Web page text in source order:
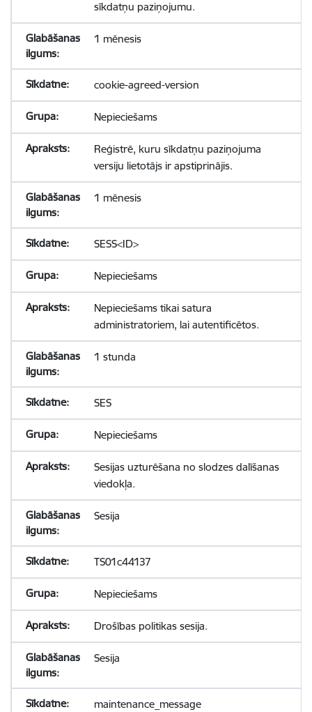
sīkdatņu paziņojumu.
1 mēnesis
cookie-agreed-version
Nepieciešams
Reģistrē, kuru sīkdatņu paziņojuma
versiju lietotājs ir apstiprinājis.
1 mēnesis
SESS<ID>
Nepieciešams
Nepieciešams tikai satura
administratoriem, lai autentificētos.
1 stunda
SES
Nepieciešams
Sesijas uzturēšana no slodzes dalīšanas
viedokļa.
Sesija
TS01c44137
Nepieciešams
Drošības politikas sesija.
Sesija
maintenance_message